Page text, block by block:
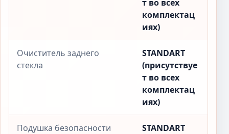
т во всех
комплектац
иях)
Очиститель заднего
стекла
STANDART
(присутствуе
т во всех
комплектац
иях)
Подушка безопасности
STANDART